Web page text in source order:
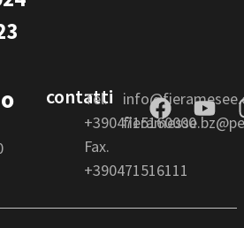
contatti
Tel.
+3904715160000
Fax.
+390471516111